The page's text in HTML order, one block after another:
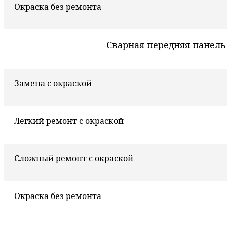
Окраска без ремонта
Сварная передняя панель
Замена с окраской
Легкий ремонт с окраской
Сложный ремонт с окраской
Окраска без ремонта